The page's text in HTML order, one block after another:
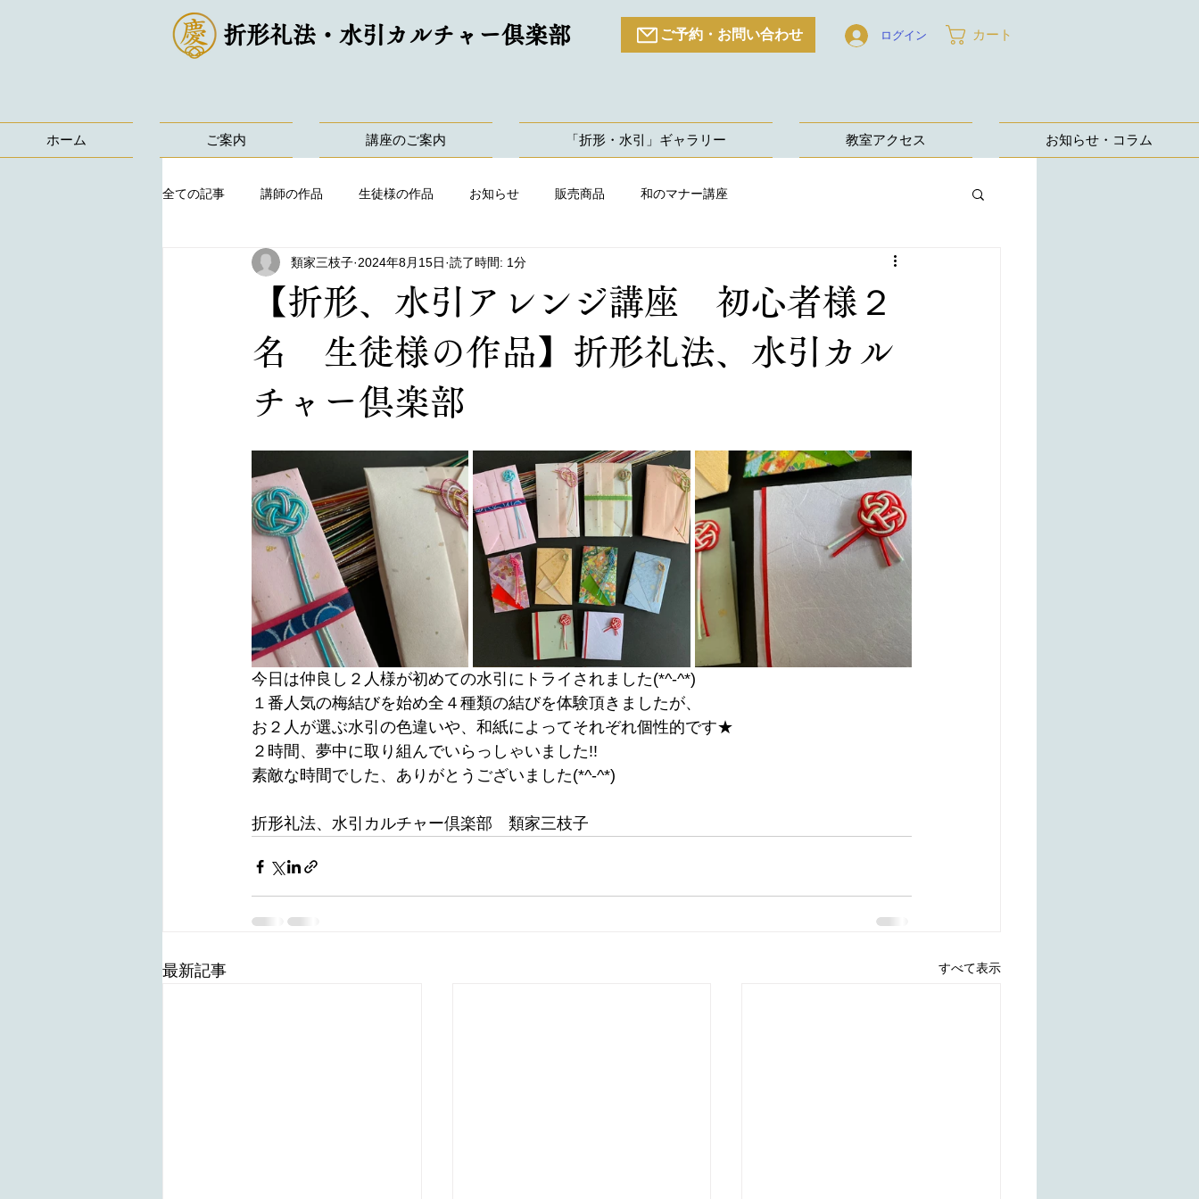
折形礼法・水引カルチャー倶楽部 ご予約・お問い合わせ ログイン カート
ホーム ご案内 講座のご案内 「折形・水引」ギャラリー 教室アクセス お知らせ・コラム
全ての記事 講師の作品 生徒様の作品 お知らせ 販売商品 和のマナー講座
【折形、水引アレンジ講座 初心者様２
名 生徒様の作品】折形礼法、水引カル
チャー倶楽部
類家三枝子 2024年8月15日 読了時間: 1分
今日は仲良し２人様が初めての水引にトライされました(*^-^*)
１番人気の梅結びを始め全４種類の結びを体験頂きましたが、
お２人が選ぶ水引の色違いや、和紙によってそれぞれ個性的です★
２時間、夢中に取り組んでいらっしゃいました!!
素敵な時間でした、ありがとうございました(*^-^*)
折形礼法、水引カルチャー倶楽部　類家三枝子
最新記事 すべて表示